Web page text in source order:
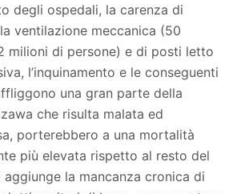
degli ospedali, la carenza di
ventilazione meccanica (50
milioni di persone) e di posti letto
l’inquinamento e le conseguenti
una gran parte della
che risulta malata ed
porterebbero a una mortalità
più elevata rispetto al resto del
la mancanza cronica di